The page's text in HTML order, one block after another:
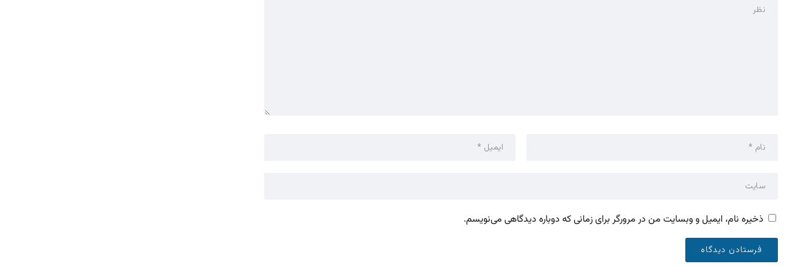
ذخیره نام، ایمیل و وبسایت من در مرورگر برای زمانی که دوباره دیدگاهی می‌نویسم.